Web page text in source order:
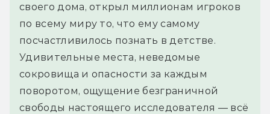
своего дома, открыл миллионам игроков
по всему миру то, что ему самому
посчастливилось познать в детстве.
Удивительные места, неведомые
сокровища и опасности за каждым
поворотом, ощущение безграничной
свободы настоящего исследователя — всё